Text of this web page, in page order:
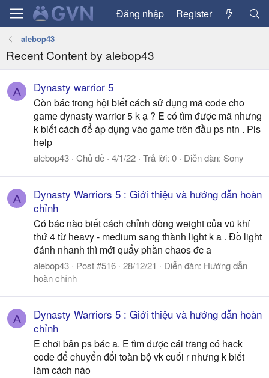
Đăng nhập Register
alebop43
Recent Content by alebop43
A Dynasty warrior 5
Còn bác trong hội biết cách sử dụng mã code cho
game dynasty warrior 5 k ạ ? E có tìm được mã nhưng
k biết cách để áp dụng vào game trên đầu ps ntn . Pls
help
alebop43 Chủ đề 4/1/22 Trả lời: 0 Diễn đàn: Sony
A
Dynasty Warriors 5 : Giới thiệu và hướng dẫn hoàn
chỉnh
Có bác nào biết cách chỉnh dòng weight của vũ khí
thứ 4 từ heavy - medium sang thành light k a . Đồ light
đánh nhanh thì mới quẩy phần chaos đc a
alebop43 Post #516 28/12/21 Diễn đàn: Hướng dẫn
hoàn chỉnh
A
Dynasty Warriors 5 : Giới thiệu và hướng dẫn hoàn
chỉnh
E chơi bản ps bác a. E tìm được cái trang có hack
code để chuyển đổi toàn bộ vk cuối r nhưng k biết
làm cách nào